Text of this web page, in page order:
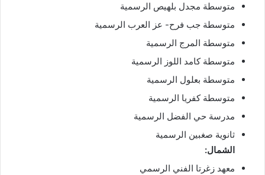
متوسطة مجدل بلهيص الرسمية
متوسطة جب فرح- عز العرب الرسمية
متوسطة المرج الرسمية
متوسطة كامد اللوز الرسمية
متوسطة بعلول الرسمية
متوسطة كفريا الرسمية
مدرسة حي الفضل الرسمية
ثانوية صغبين الرسمية
الشمال:
معهد زغرتا الفني الرسمي